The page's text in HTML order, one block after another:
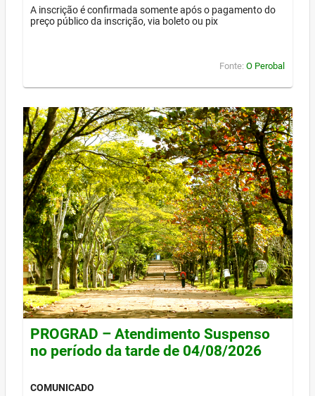
A inscrição é confirmada somente após o pagamento do
preço público da inscrição, via boleto ou pix
Fonte: O Perobal
PROGRAD – Atendimento Suspenso
no período da tarde de 04/08/2026
COMUNICADO